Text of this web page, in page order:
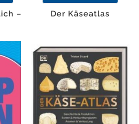
–
Der Käseatlas